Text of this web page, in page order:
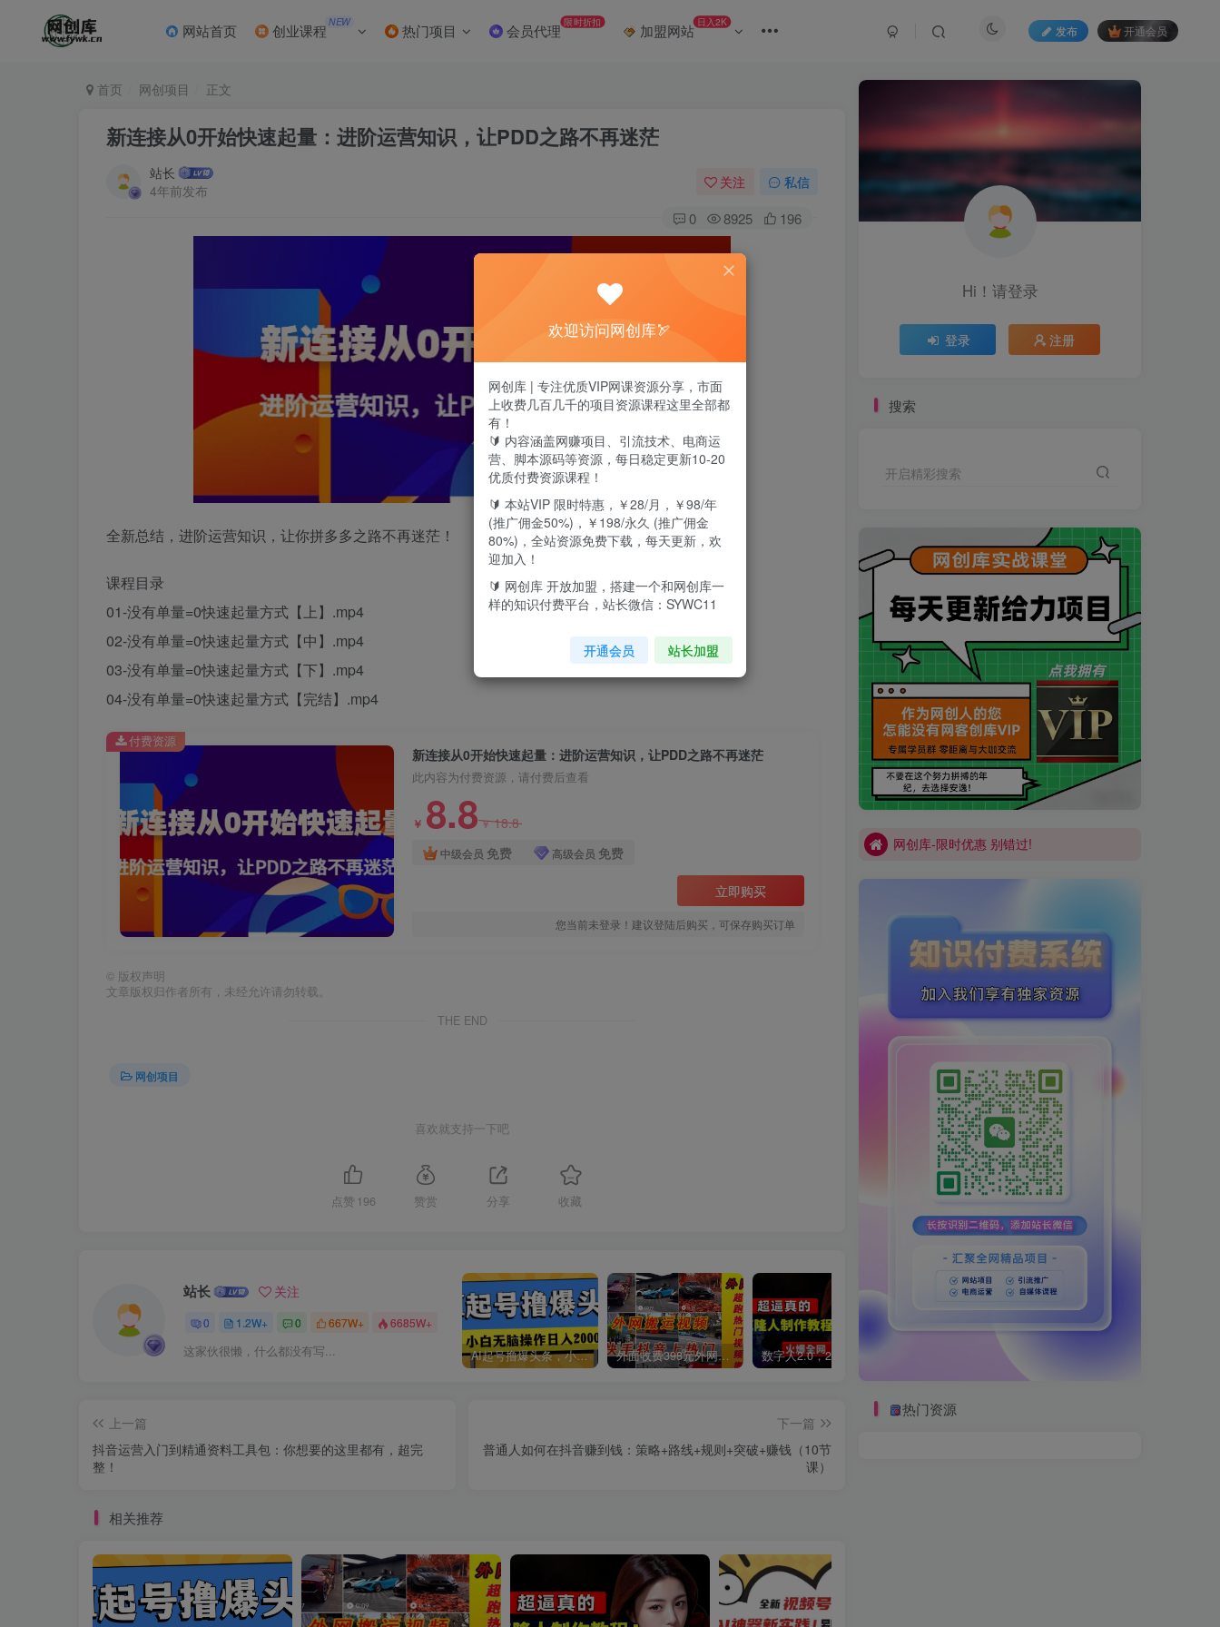
网站首页 创业课程 NEW 热门项目 会员代理 限时折扣 加盟网站 日入2K
发布 开通会员
首页 网创项目 正文
新连接从0开始快速起量：进阶运营知识，让PDD之路不再迷茫
站长
4年前发布
关注 私信
0 8925 196
全新总结，进阶运营知识，让你拼多多之路不再迷茫！
课程目录
01-没有单量=0快速起量方式【上】.mp4
02-没有单量=0快速起量方式【中】.mp4
03-没有单量=0快速起量方式【下】.mp4
04-没有单量=0快速起量方式【完结】.mp4
新连接从0开始快速起量：进阶运营知识，让PDD之路不再迷茫
此内容为付费资源，请付费后查看
￥ 8.8￥18.8
中级会员 免费 高级会员 免费
立即购买
您当前未登录！建议登陆后购买，可保存购买订单
付费资源
© 版权声明
文章版权归作者所有，未经允许请勿转载。
THE END
网创项目
喜欢就支持一下吧
点赞 196 赞赏 分享 收藏
站长 关注
0 1.2W+ 0 667W+ 6685W+
这家伙很懒，什么都没有写... AI起号撸爆头条，小白也能操作，日入2000+ 外面收费398元外网超跑豪车汽车视频搬运至快手抖音上热门项目 视频号赛道2.0：AI神器新实践！另辟蹊径！五分钟一条作品，小白变高手…
上一篇
抖音运营入门到精通资料工具包：你想要的这里都有，超完
整！
下一篇
普通人如何在抖音赚到钱：策略+路线+规则+突破+赚钱（10节
课）
相关推荐
Hi！请登录
登录 注册
搜索
开启精彩搜索
买VIP会员或加盟商-全年最低价-立即抢额
网创库-限时优惠 别错过!
买VIP会员或加盟商-全年最低价-立即抢额
网创库-限时优惠 别错过!
热门资源
欢迎访问网创库🏹
网创库 | 专注优质VIP网课资源分享，市面
上收费几百几千的项目资源课程这里全部都
有！
🔰 内容涵盖网赚项目、引流技术、电商运
营、脚本源码等资源，每日稳定更新10-20
优质付费资源课程！
🔰 本站VIP 限时特惠，￥28/月，￥98/年
(推广佣金50%)，￥198/永久 (推广佣金
80%)，全站资源免费下载，每天更新，欢
迎加入！
🔰 网创库 开放加盟，搭建一个和网创库一
样的知识付费平台，站长微信：SYWC11
开通会员 站长加盟